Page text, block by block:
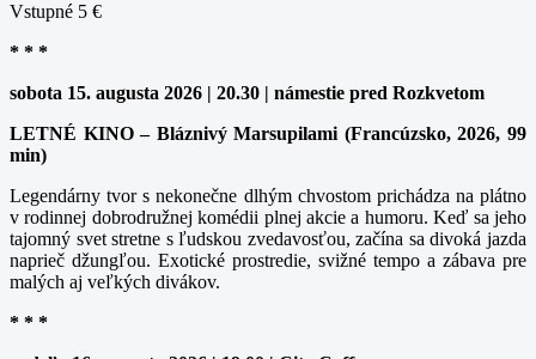
Vstupné 5 €
* * *
sobota 15. augusta 2026 | 20.30 | námestie pred Rozkvetom
LETNÉ KINO – Bláznivý Marsupilami (Francúzsko, 2026, 99
min)
Legendárny tvor s nekonečne dlhým chvostom prichádza na plátno
v rodinnej dobrodružnej komédii plnej akcie a humoru. Keď sa jeho
tajomný svet stretne s ľudskou zvedavosťou, začína sa divoká jazda
naprieč džungľou. Exotické prostredie, svižné tempo a zábava pre
malých aj veľkých divákov.
* * *